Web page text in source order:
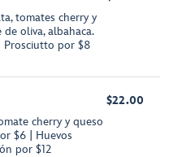
tomates cherry y
oliva, albahaca.
Prosciutto por $8
cherry y queso
$6 | Huevos
por $12
$22.00